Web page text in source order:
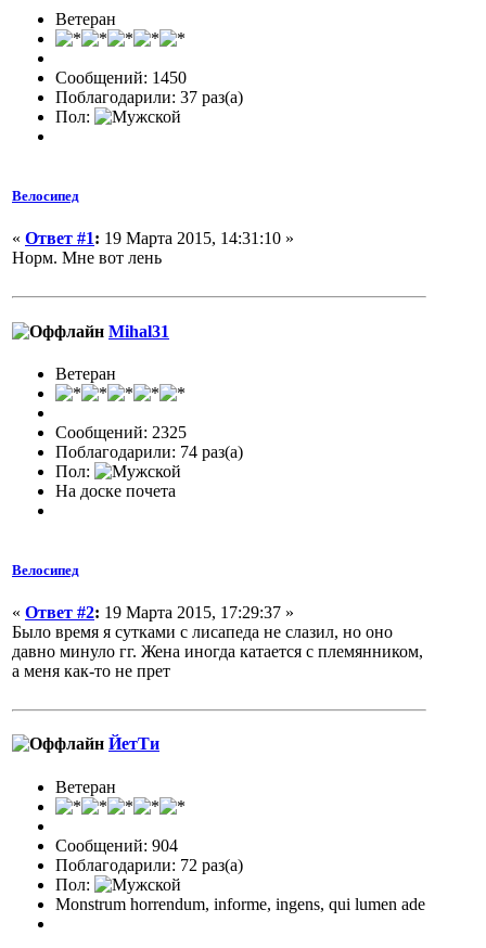
Ветеран
Сообщений: 1450
Поблагодарили: 37 раз(а)
Пол:
Велосипед
« Ответ #1: 19 Марта 2015, 14:31:10 »
Норм. Мне вот лень
Mihal31
Ветеран
Сообщений: 2325
Поблагодарили: 74 раз(а)
Пол:
На доске почета
Велосипед
« Ответ #2: 19 Марта 2015, 17:29:37 »
Было время я сутками с лисапеда не слазил, но оно
давно минуло гг. Жена иногда катается с племянником,
а меня как-то не прет
ЙетТи
Ветеран
Сообщений: 904
Поблагодарили: 72 раз(а)
Пол:
Monstrum horrendum, informe, ingens, qui lumen ade